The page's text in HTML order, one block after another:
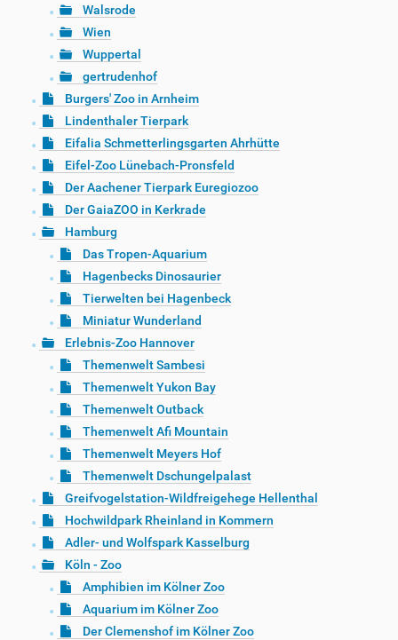
Walsrode
Wien
Wuppertal
gertrudenhof
Burgers' Zoo in Arnheim
Lindenthaler Tierpark
Eifalia Schmetterlingsgarten Ahrhütte
Eifel-Zoo Lünebach-Pronsfeld
Der Aachener Tierpark Euregiozoo
Der GaiaZOO in Kerkrade
Hamburg
Das Tropen-Aquarium
Hagenbecks Dinosaurier
Tierwelten bei Hagenbeck
Miniatur Wunderland
Erlebnis-Zoo Hannover
Themenwelt Sambesi
Themenwelt Yukon Bay
Themenwelt Outback
Themenwelt Afi Mountain
Themenwelt Meyers Hof
Themenwelt Dschungelpalast
Greifvogelstation-Wildfreigehege Hellenthal
Hochwildpark Rheinland in Kommern
Adler- und Wolfspark Kasselburg
Köln - Zoo
Amphibien im Kölner Zoo
Aquarium im Kölner Zoo
Der Clemenshof im Kölner Zoo